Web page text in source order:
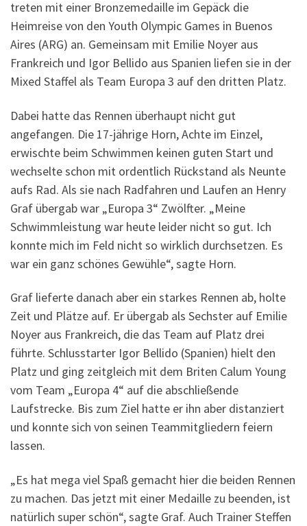
treten mit einer Bronzemedaille im Gepäck die
Heimreise von den Youth Olympic Games in Buenos
Aires (ARG) an. Gemeinsam mit Emilie Noyer aus
Frankreich und Igor Bellido aus Spanien liefen sie in der
Mixed Staffel als Team Europa 3 auf den dritten Platz.
Dabei hatte das Rennen überhaupt nicht gut
angefangen. Die 17-jährige Horn, Achte im Einzel,
erwischte beim Schwimmen keinen guten Start und
wechselte schon mit ordentlich Rückstand als Neunte
aufs Rad. Als sie nach Radfahren und Laufen an Henry
Graf übergab war „Europa 3“ Zwölfter. „Meine
Schwimmleistung war heute leider nicht so gut. Ich
konnte mich im Feld nicht so wirklich durchsetzen. Es
war ein ganz schönes Gewühle“, sagte Horn.
Graf lieferte danach aber ein starkes Rennen ab, holte
Zeit und Plätze auf. Er übergab als Sechster auf Emilie
Noyer aus Frankreich, die das Team auf Platz drei
führte. Schlusstarter Igor Bellido (Spanien) hielt den
Platz und ging zeitgleich mit dem Briten Calum Young
vom Team „Europa 4“ auf die abschließende
Laufstrecke. Bis zum Ziel hatte er ihn aber distanziert
und konnte sich von seinen Teammitgliedern feiern
lassen.
„Es hat mega viel Spaß gemacht hier die beiden Rennen
zu machen. Das jetzt mit einer Medaille zu beenden, ist
natürlich super schön“, sagte Graf. Auch Trainer Steffen